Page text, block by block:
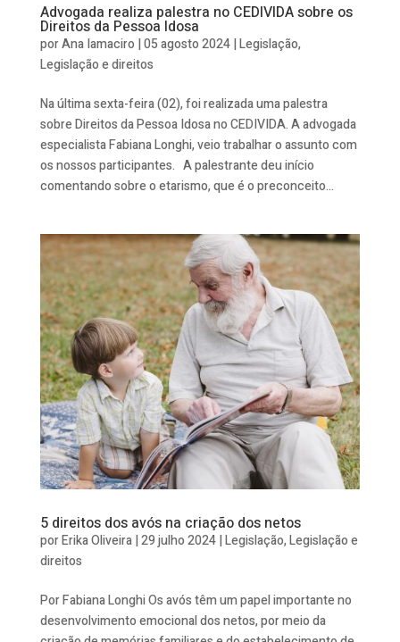
Advogada realiza palestra no CEDIVIDA sobre os
Direitos da Pessoa Idosa
porAna Iamaciro |05 agosto 2024|Legislação,
Legislação e direitos
Na última sexta-feira (02), foi realizada uma palestra
sobre Direitos da Pessoa Idosa no CEDIVIDA. A advogada
especialista Fabiana Longhi, veio trabalhar o assunto com
os nossos participantes. A palestrante deu início
comentando sobre o etarismo, que é o preconceito...
5 direitos dos avós na criação dos netos
porErika Oliveira|29 julho 2024|Legislação,Legislação e
direitos
Por Fabiana Longhi Os avós têm um papel importante no
desenvolvimento emocional dos netos, por meio da